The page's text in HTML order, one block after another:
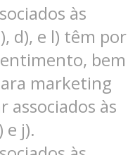
às
d), e l) têm por
bem
marketing
associados às
e j).